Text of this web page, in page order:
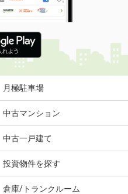
月極駐車場
中古マンション
中古一戸建て
投資物件を探す
倉庫/トランクルーム